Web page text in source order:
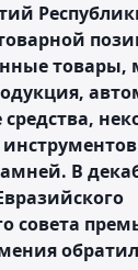
товары,
средства,
В
совета